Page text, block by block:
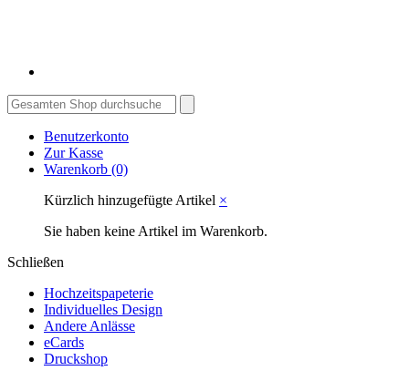
Benutzerkonto
Zur Kasse
Warenkorb (0)
Kürzlich hinzugefügte Artikel ×
Sie haben keine Artikel im Warenkorb.
Schließen
Hochzeitspapeterie
Individuelles Design
Andere Anlässe
eCards
Druckshop